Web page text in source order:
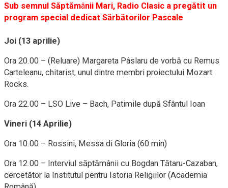
Sub semnul Săptămânii Mari, Radio Clasic a pregătit un
program special dedicat Sărbătorilor Pascale
Joi (13 aprilie)
Ora 20.00 – (Reluare) Margareta Pâslaru de vorbă cu Remus
Carteleanu, chitarist, unul dintre membri proiectului Mozart
Rocks.
Ora 22.00 – LSO Live – Bach, Patimile după Sfântul Ioan
Vineri (14 Aprilie)
Ora 10.00 – Rossini, Messa di Gloria (60 min)
Ora 12.00 – Interviul săptămânii cu Bogdan Tătaru-Cazaban,
cercetător la Institutul pentru Istoria Religiilor (Academia